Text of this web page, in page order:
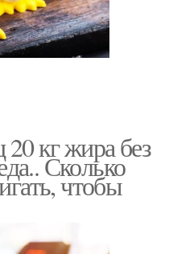
кг жира без
Сколько
чтобы